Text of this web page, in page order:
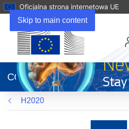
Skip to main content
Oficjalna strona internetowa UE
otworzy
się
w
nowym
oknie)
CORDIS
H2020